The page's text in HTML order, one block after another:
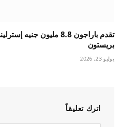
بريستون
يوليو 23, 2026
اترك تعليقاً